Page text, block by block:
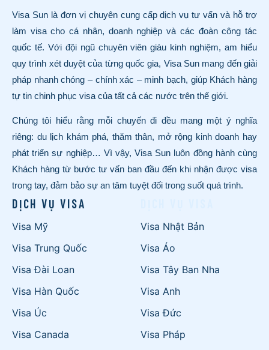
Visa Sun là đơn vị chuyên cung cấp dịch vụ tư vấn và hỗ trợ
làm visa cho cá nhân, doanh nghiệp và các đoàn công tác
quốc tế. Với đội ngũ chuyên viên giàu kinh nghiệm, am hiểu
quy trình xét duyệt của từng quốc gia, Visa Sun mang đến giải
pháp nhanh chóng – chính xác – minh bạch, giúp Khách hàng
tự tin chinh phục visa của tất cả các nước trên thế giới.
Chúng tôi hiểu rằng mỗi chuyến đi đều mang một ý nghĩa
riêng: du lịch khám phá, thăm thân, mở rộng kinh doanh hay
phát triển sự nghiệp… Vì vậy, Visa Sun luôn đồng hành cùng
Khách hàng từ bước tư vấn ban đầu đến khi nhận được visa
trong tay, đảm bảo sự an tâm tuyệt đối trong suốt quá trình.
DỊCH VỤ VISA
Visa Mỹ
Visa Trung Quốc
Visa Đài Loan
Visa Hàn Quốc
Visa Úc
Visa Canada
Visa Nhật Bản
Visa Áo
Visa Tây Ban Nha
Visa Anh
Visa Đức
Visa Pháp